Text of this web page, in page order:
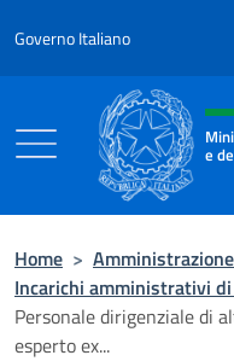
Governo Italiano
Intestazione
e
Home >
Incarichi amministrativi
Personale dirigenziale di
esperto ex...